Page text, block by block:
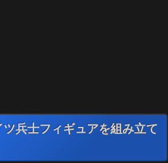
兵士フィギュアを組み立て